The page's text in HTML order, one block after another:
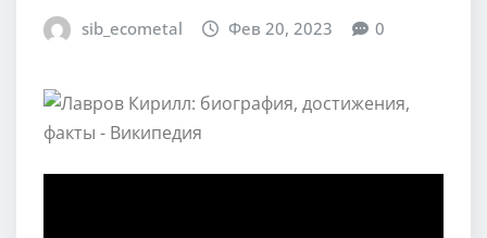
sib_ecometal Фев 20, 2023 0